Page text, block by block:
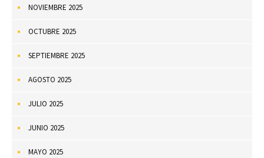
NOVIEMBRE 2025
OCTUBRE 2025
SEPTIEMBRE 2025
AGOSTO 2025
JULIO 2025
JUNIO 2025
MAYO 2025